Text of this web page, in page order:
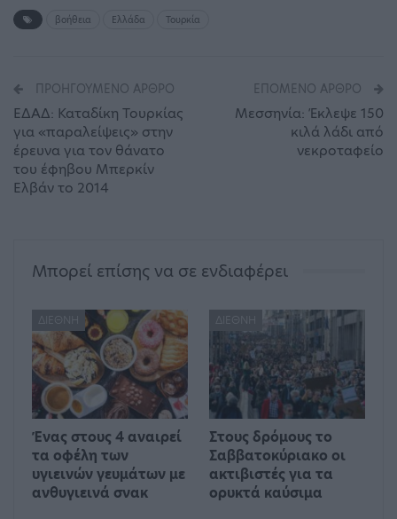
βοήθεια Ελλάδα Τουρκία
ΠΡΟΗΓΟΎΜΕΝΟ ΆΡΘΡΟ
ΕΔΑΔ: Καταδίκη Τουρκίας
για «παραλείψεις» στην
έρευνα για τον θάνατο
του έφηβου Μπερκίν
Ελβάν το 2014
ΕΠΌΜΕΝΟ ΆΡΘΡΟ
Μεσσηνία: Έκλεψε 150
κιλά λάδι από
νεκροταφείο
Μπορεί επίσης να σε ενδιαφέρει
ΔΙΕΘΝΉ
Ένας στους 4 αναιρεί
τα οφέλη των
υγιεινών γευμάτων με
ανθυγιεινά σνακ
ΔΙΕΘΝΉ
Στους δρόμους το
Σαββατοκύριακο οι
ακτιβιστές για τα
ορυκτά καύσιμα